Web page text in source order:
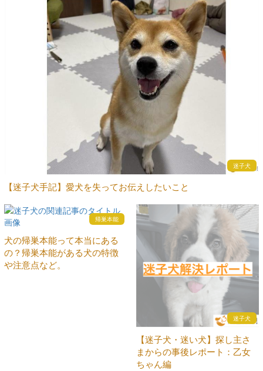
迷子犬
【迷子犬手記】愛犬を失ってお伝えしたいこと
帰巣本能
犬の帰巣本能って本当にある
の？帰巣本能がある犬の特徴
や注意点など。
迷子犬
【迷子犬・迷い犬】探し主さ
まからの事後レポート：乙女
ちゃん編